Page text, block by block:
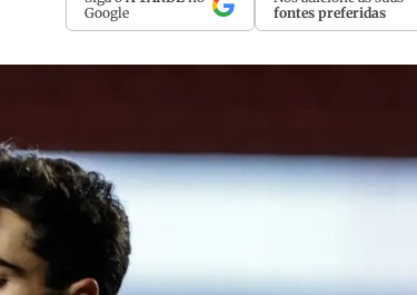
Google
fontes preferidas